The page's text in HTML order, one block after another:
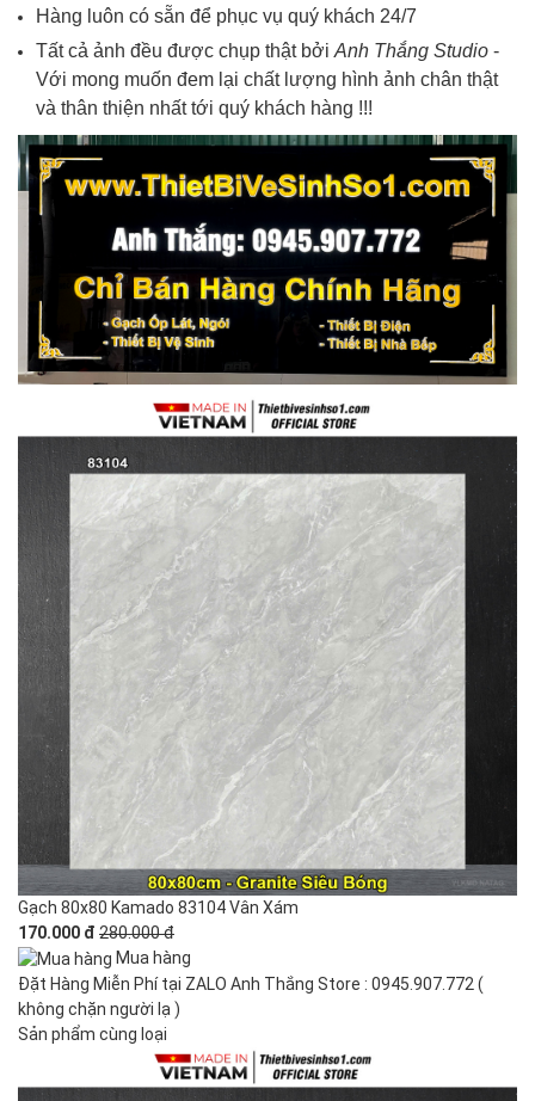
Hàng luôn có sẵn để phục vụ quý khách 24/7
Tất cả ảnh đều được chụp thật bởi Anh Thắng Studio -
Với mong muốn đem lại chất lượng hình ảnh chân thật
và thân thiện nhất tới quý khách hàng !!!
Gạch 80x80 Kamado 83104 Vân Xám
170.000 đ 280.000 đ
Mua hàng
Đặt Hàng Miễn Phí tại ZALO Anh Thắng Store : 0945.907.772 (
không chặn người lạ )
Sản phẩm cùng loại